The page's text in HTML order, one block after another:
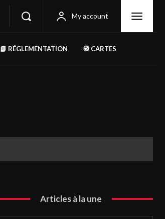
My account
📘 RÉGLEMENTATION 🧭 CARTES
Articles à la une